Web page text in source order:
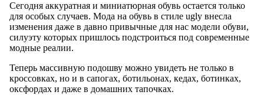
Сегодня аккуратная и миниатюрная обувь остается только
для особых случаев. Мода на обувь в стиле ugly внесла
изменения даже в давно привычные для нас модели обуви,
силуэту которых пришлось подстроиться под современные
модные реалии.
Теперь массивную подошву можно увидеть не только в
кроссовках, но и в сапогах, ботильонах, кедах, ботинках,
оксфордах и даже в домашних тапочках.